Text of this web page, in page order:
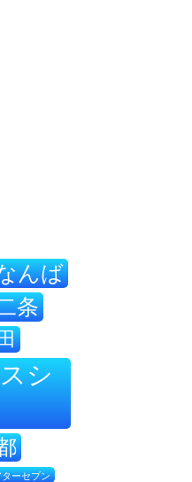
んば
条
シ
ターセブン